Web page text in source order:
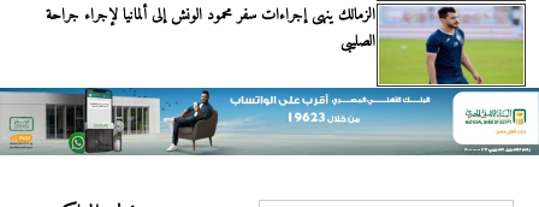
الزمالك ينهى إجراءات سفر محمود الونش إلى ألمانيا لإجراء جراحة
الصليبى